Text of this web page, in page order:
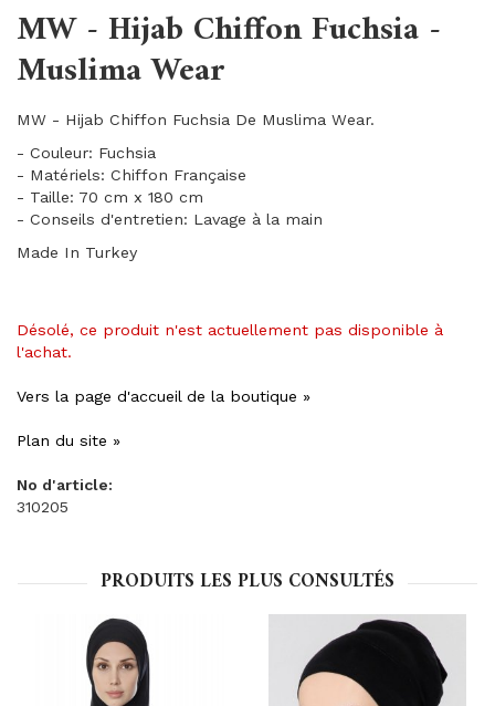
MW - Hijab Chiffon Fuchsia -
Muslima Wear
MW - Hijab Chiffon Fuchsia De Muslima Wear.
- Couleur: Fuchsia
- Matériels: Chiffon Française
- Taille: 70 cm x 180 cm
- Conseils d'entretien: Lavage à la main
Made In Turkey
Désolé, ce produit n'est actuellement pas disponible à
l'achat.
Vers la page d'accueil de la boutique »
Plan du site »
No d'article:
310205
PRODUITS LES PLUS CONSULTÉS